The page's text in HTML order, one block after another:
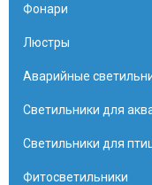
Фонари
Люстры
Аварийные
Светильники для
Светильники для
Фитосветильники